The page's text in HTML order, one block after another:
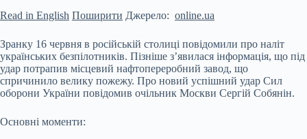
Read in English Поширити Джерело: online.ua
Зранку 16 червня в російській столиці повідомили про наліт
українських безпілотників. Пізніше з’явилася інформація, що під
удар потрапив місцевий нафтопереробний завод, що
спричинило велику пожежу. Про новий успішний удар Сил
оборони України повідомив очільник Москви Сергій Собянін.
Основні моменти: